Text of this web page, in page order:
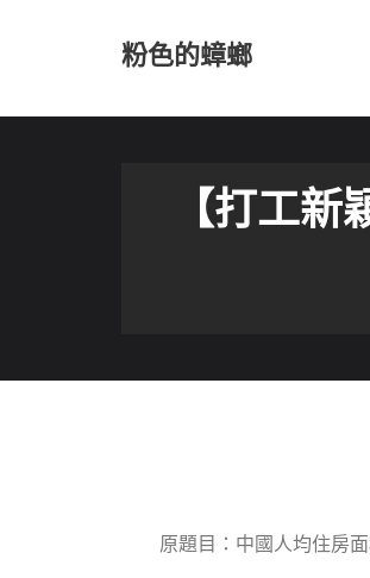
粉色的蟑螂
【打工
原題目：中國人均住房面